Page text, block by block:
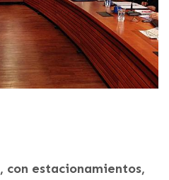
con estacionamientos,